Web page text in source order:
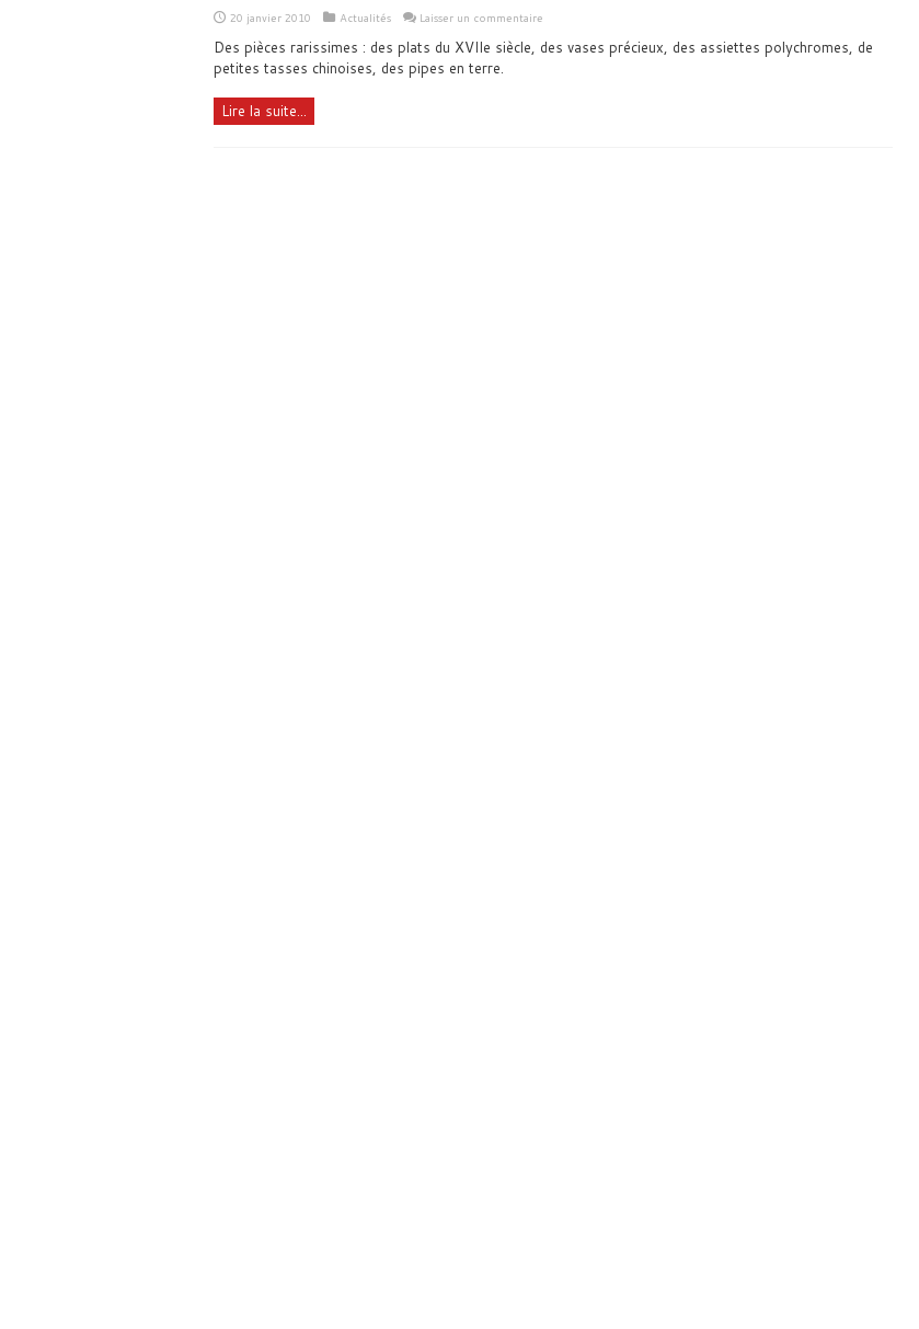
20 janvier 2010 Actualités Laisser un commentaire
Des pièces rarissimes : des plats du XVIIe siècle, des vases précieux, des assiettes polychromes, de
petites tasses chinoises, des pipes en terre.
Lire la suite...